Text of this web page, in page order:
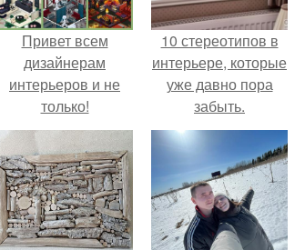
Привет всем
дизайнерам
интерьеров и не
только!
10 стереотипов в
интерьере, которые
уже давно пора
забыть.